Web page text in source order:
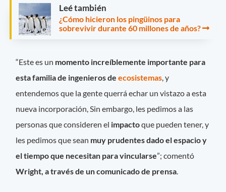
Leé también
¿Cómo hicieron los pingüinos para
sobrevivir durante 60 millones de años?
“Este es un momento increíblemente importante para
esta familia de ingenieros deecosistemas , y
entendemos que la gente querrá echar un vistazo a esta
nueva incorporación, Sin embargo, les pedimos a las
personas que consideren el impactoque pueden tener, y
les pedimos que sean muy prudentes dado el espacio y
el tiempo que necesitan para vincularse”; comentó
Wright, a través de un comunicado de prensa